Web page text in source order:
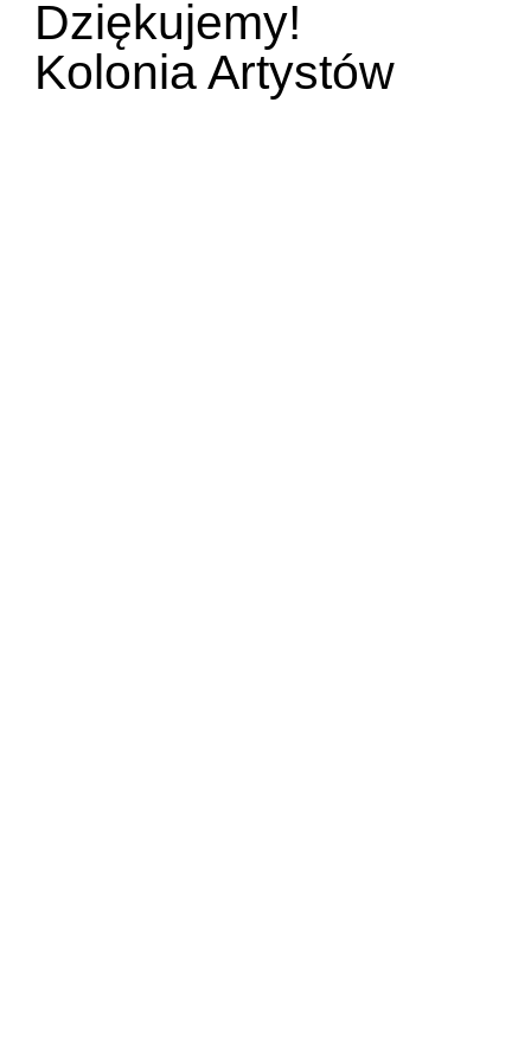
Dziękujemy!
Kolonia Artystów